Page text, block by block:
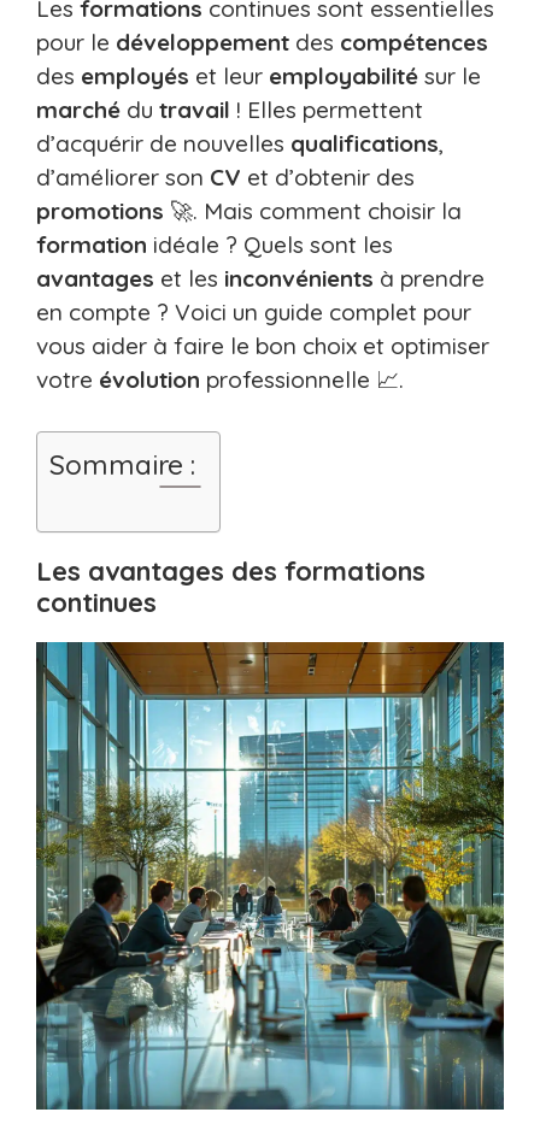
Les formations continues sont essentielles
pour le développement des compétences
des employés et leur employabilité sur le
marché du travail ! Elles permettent
d’acquérir de nouvelles qualifications,
d’améliorer son CV et d’obtenir des
promotions 🚀. Mais comment choisir la
formation idéale ? Quels sont les
avantages et les inconvénients à prendre
en compte ? Voici un guide complet pour
vous aider à faire le bon choix et optimiser
votre évolution professionnelle 📈.
Sommaire :
Les avantages des formations
continues